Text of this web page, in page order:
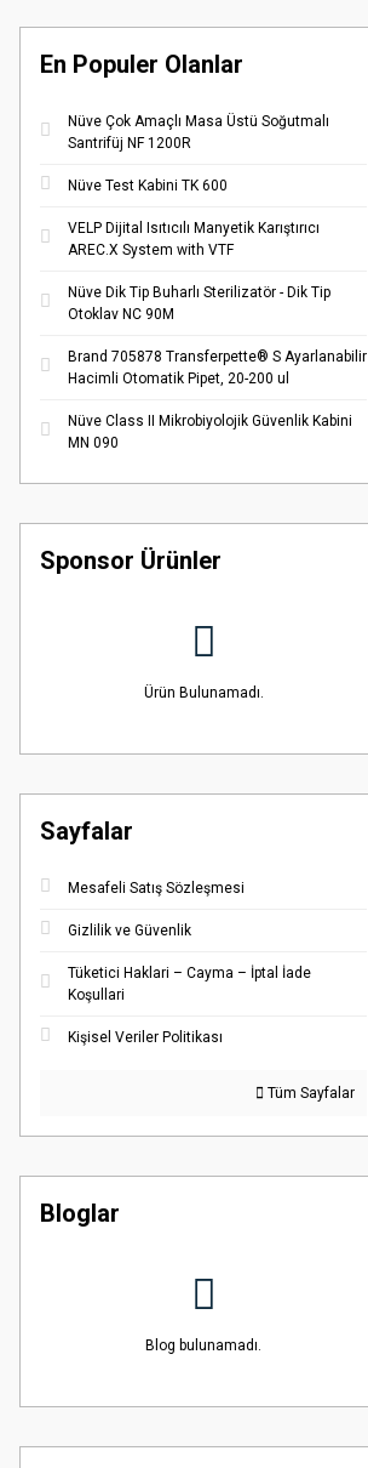
En Populer Olanlar
Nüve Çok Amaçlı Masa Üstü Soğutmalı
Santrifüj NF 1200R
Nüve Test Kabini TK 600
VELP Dijital Isıtıcılı Manyetik Karıştırıcı
AREC.X System with VTF
Nüve Dik Tip Buharlı Sterilizatör - Dik Tip
Otoklav NC 90M
Brand 705878 Transferpette® S Ayarlanabilir
Hacimli Otomatik Pipet, 20-200 ul
Nüve Class II Mikrobiyolojik Güvenlik Kabini
MN 090
Sponsor Ürünler
Ürün Bulunamadı.
Sayfalar
Mesafeli Satış Sözleşmesi
Gizlilik ve Güvenlik
Tüketici Haklari – Cayma – İptal İade
Koşullari
Kişisel Veriler Politikası
Tüm Sayfalar
Bloglar
Blog bulunamadı.